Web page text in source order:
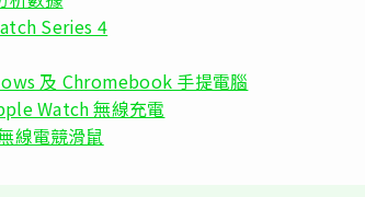
Series 4
及 Chromebook 手提電腦
Watch 無線充電
線電競滑鼠